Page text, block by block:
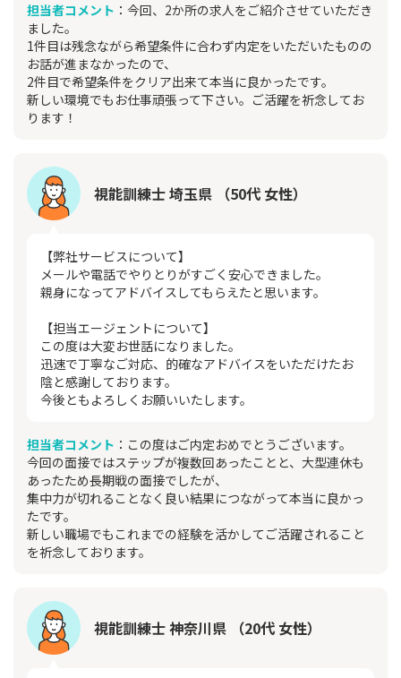
担当者コメント ：今回、2か所の求人をご紹介させていただき
ました。
1件目は残念ながら希望条件に合わず内定をいただいたものの
お話が進まなかったので、
2件目で希望条件をクリア出来て本当に良かったです。
新しい環境でもお仕事頑張って下さい。ご活躍を祈念してお
ります！
視能訓練士 埼玉県 （50代 女性）
【弊社サービスについて】
メールや電話でやりとりがすごく安心できました。
親身になってアドバイスしてもらえたと思います。
【担当エージェントについて】
この度は大変お世話になりました。
迅速で丁寧なご対応、的確なアドバイスをいただけたお
陰と感謝しております。
今後ともよろしくお願いいたします。
担当者コメント ：この度はご内定おめでとうございます。
今回の面接ではステップが複数回あったことと、大型連休も
あったため長期戦の面接でしたが、
集中力が切れることなく良い結果につながって本当に良かっ
たです。
新しい職場でもこれまでの経験を活かしてご活躍されること
を祈念しております。
視能訓練士 神奈川県 （20代 女性）